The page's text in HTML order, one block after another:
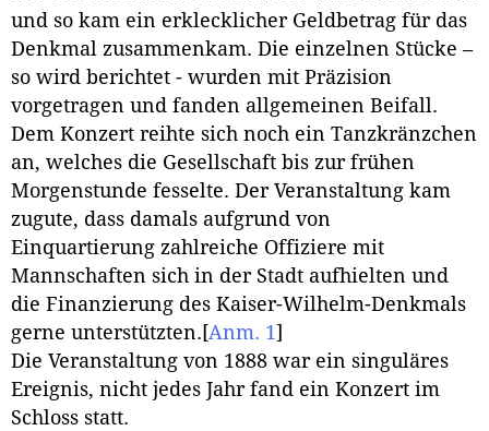
und so kam ein erklecklicher Geldbetrag für das
Denkmal zusammenkam. Die einzelnen Stücke –
so wird berichtet - wurden mit Präzision
vorgetragen und fanden allgemeinen Beifall.
Dem Konzert reihte sich noch ein Tanzkränzchen
an, welches die Gesellschaft bis zur frühen
Morgenstunde fesselte. Der Veranstaltung kam
zugute, dass damals aufgrund von
Einquartierung zahlreiche Offiziere mit
Mannschaften sich in der Stadt aufhielten und
die Finanzierung des Kaiser-Wilhelm-Denkmals
gerne unterstützten. [Anm. 1]
Die Veranstaltung von 1888 war ein singuläres
Ereignis, nicht jedes Jahr fand ein Konzert im
Schloss statt.